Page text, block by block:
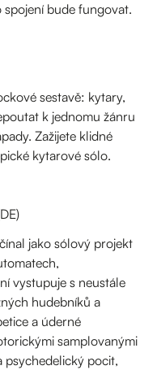
spojení bude fungovat.
sestavě: kytary,
k jednomu žánru
Zažijete klidné
kytarové sólo.
jako sólový projekt
vystupuje s neustále
hudebníků a
a úderné
samplovanými
psychedelický pocit,